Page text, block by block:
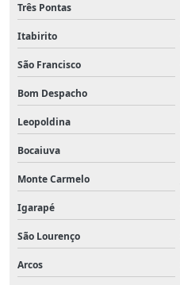
Três Pontas
Itabirito
São Francisco
Bom Despacho
Leopoldina
Bocaiuva
Monte Carmelo
Igarapé
São Lourenço
Arcos